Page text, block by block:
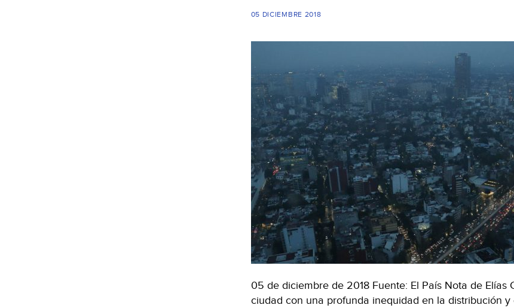
05 DICIEMBRE 2018
05 de diciembre de 2018 Fuente: El País Nota de Elías
ciudad con una profunda inequidad en la distribución